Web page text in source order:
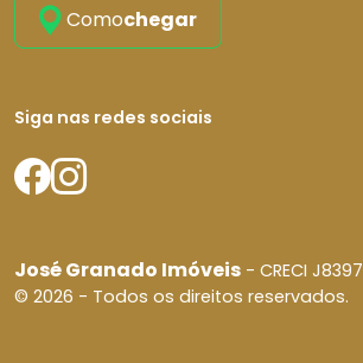
Comochegar
Siga nas redes sociais
José Granado Imóveis - CRECI J8397
© 2026 - Todos os direitos reservados.